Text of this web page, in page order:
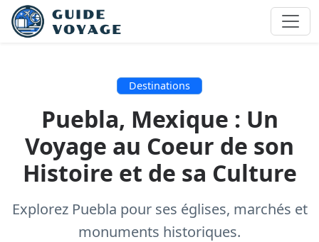
Destinations
Puebla, Mexique : Un
Voyage au Coeur de son
Histoire et de sa Culture
Explorez Puebla pour ses églises, marchés et
monuments historiques.